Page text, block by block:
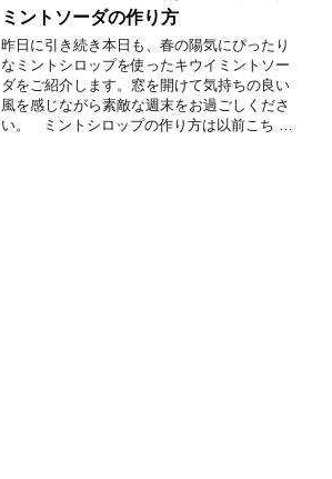
ミントソーダの作り方
昨日に引き続き本日も、春の陽気にぴったり
なミントシロップを使ったキウイミントソー
ダをご紹介します。窓を開けて気持ちの良い
風を感じながら素敵な週末をお過ごしくださ
い。 ミントシロップの作り方は以前こち …